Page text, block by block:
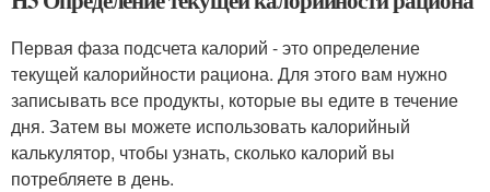
Первая фаза подсчета калорий - это определение
текущей калорийности рациона. Для этого вам нужно
записывать все продукты, которые вы едите в течение
дня. Затем вы можете использовать калорийный
калькулятор, чтобы узнать, сколько калорий вы
потребляете в день.